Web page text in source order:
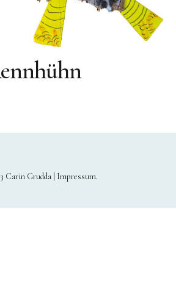
Carin Grudda | Impressum